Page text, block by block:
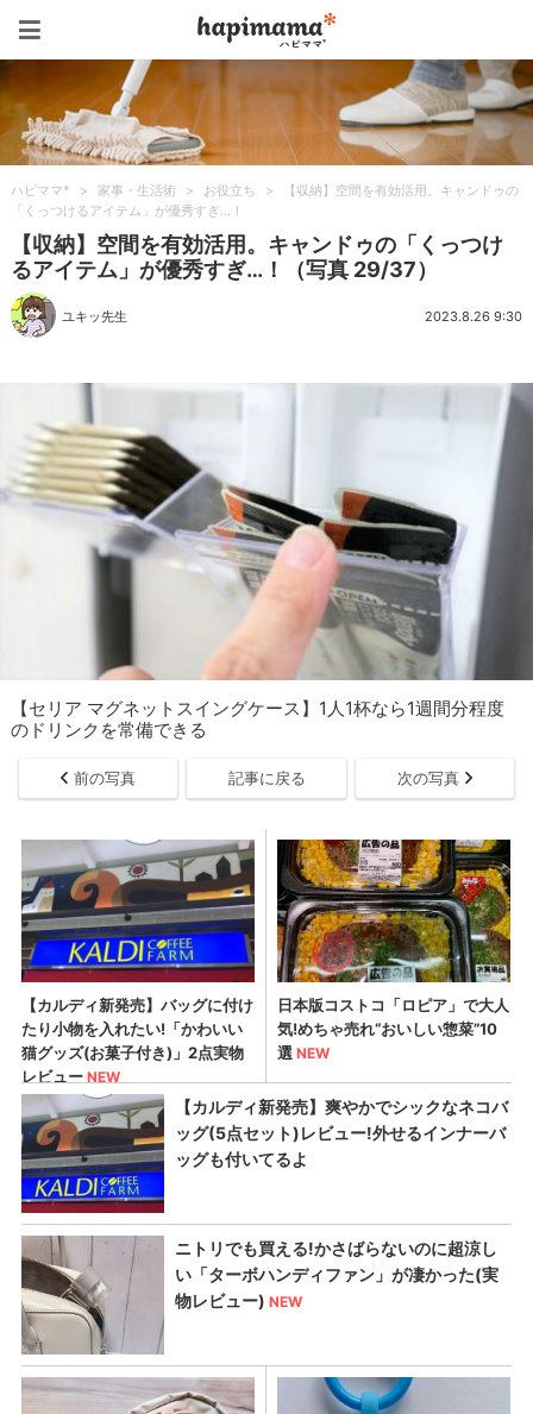
ハピママ* > 家事・生活術 > お役立ち >
【収納】空間を有効活用。キャンドゥの
「くっつけるアイテム」が優秀すぎ…！
【収納】空間を有効活用。キャンドゥの「くっつけ
るアイテム」が優秀すぎ…！（写真 29/37）
ユキッ先生 2023.8.26 9:30
【セリア マグネットスイングケース】1人1杯なら1週間分程度
のドリンクを常備できる
前の写真 記事に戻る 次の写真